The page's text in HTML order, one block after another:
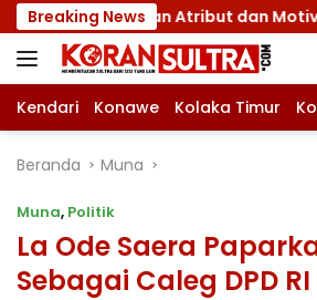
Langsung
ke
konten
Breaking News
XII dengan Atribut dan Motivasi,
Kendari Konawe Kolaka Timur
Beranda Muna
Muna, Politik
La Ode Saera
Sebagai Caleg DPD RI